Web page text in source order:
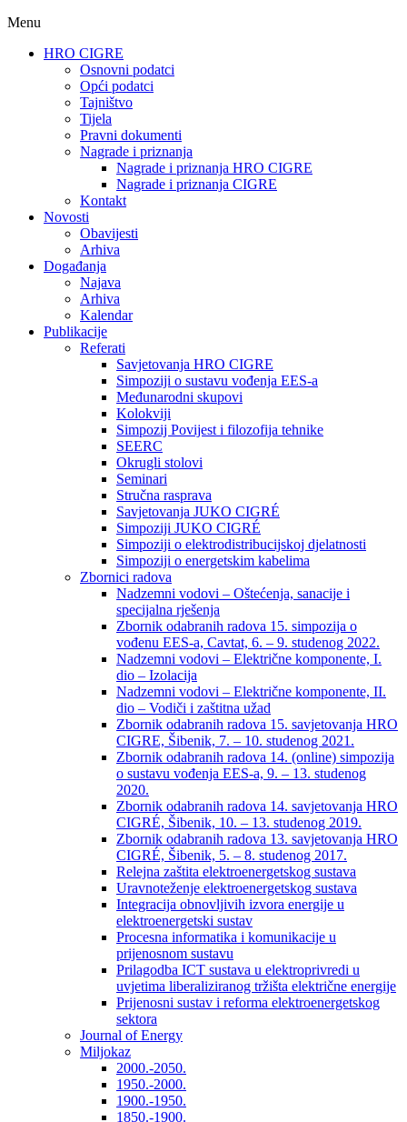
Menu
HRO CIGRE
Osnovni podatci​
Opći podatci
Tajništvo
Tijela
Pravni dokumenti
Nagrade i priznanja
Nagrade i priznanja HRO CIGRE
Nagrade i priznanja CIGRE
Kontakt
Novosti
Obavijesti
Arhiva
Događanja
Najava
Arhiva
Kalendar
Publikacije
Referati
Savjetovanja HRO CIGRE
Simpoziji o sustavu vođenja EES-a
Međunarodni skupovi
Kolokviji​
Simpozij Povijest i filozofija tehnike
SEERC
Okrugli stolovi
Seminari​
Stručna rasprava​
Savjetovanja JUKO CIGRÉ
Simpoziji JUKO CIGRÉ
Simpoziji o elektrodistribucijskoj djelatnosti
Simpoziji o energetskim kabelima
Zbornici radova
Nadzemni vodovi – Oštećenja, sanacije i
specijalna rješenja
Zbornik odabranih radova 15. simpozija o
vođenu EES-a, Cavtat, 6. – 9. studenog 2022.
Nadzemni vodovi – Električne komponente, I.
dio – Izolacija
Nadzemni vodovi – Električne komponente, II.
dio – Vodiči i zaštitna užad
Zbornik odabranih radova 15. savjetovanja HRO
CIGRE, Šibenik, 7. – 10. studenog 2021.
Zbornik odabranih radova 14. (online) simpozija
o sustavu vođenja EES-a, 9. – 13. studenog
2020.
Zbornik odabranih radova 14. savjetovanja HRO
CIGRÉ, Šibenik, 10. – 13. studenog 2019.
Zbornik odabranih radova 13. savjetovanja HRO
CIGRÉ, Šibenik, 5. – 8. studenog 2017.
Relejna zaštita elektroenergetskog sustava
Uravnoteženje elektroenergetskog sustava
Integracija obnovljivih izvora energije u
elektroenergetski sustav
Procesna informatika i komunikacije u
prijenosnom sustavu
Prilagodba ICT sustava u elektroprivredi u
uvjetima liberaliziranog tržišta električne energije
Prijenosni sustav i reforma elektroenergetskog
sektora
Journal of Energy
Miljokaz
2000.-2050.
1950.-2000.
1900.-1950.
1850.-1900.